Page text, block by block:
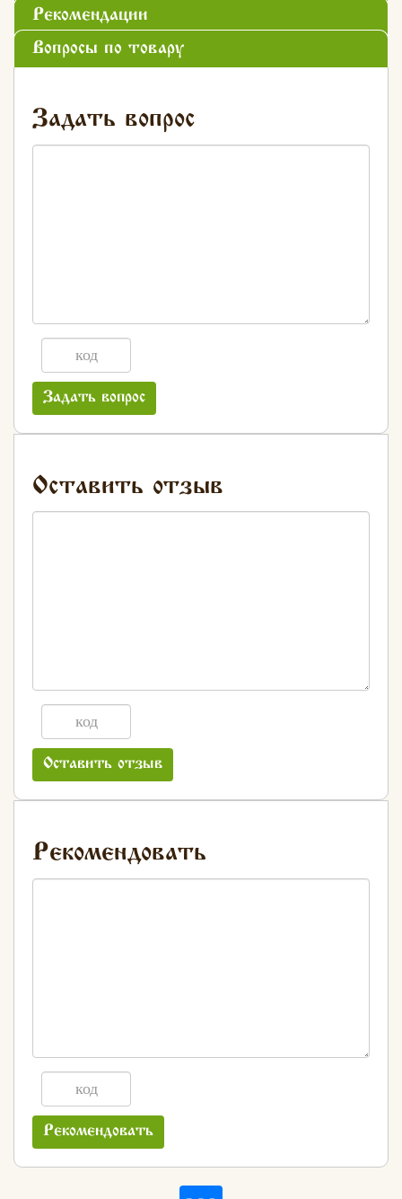
Рекомендации
Вопросы по товару
Задать вопрос
Задать вопрос
Оставить отзыв
Оставить отзыв
Рекомендовать
Рекомендовать